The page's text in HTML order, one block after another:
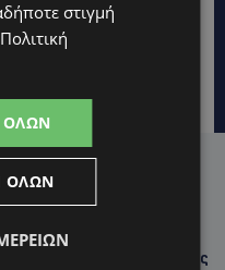
νέα» για τους
του ανακοίνωσε ο Νίκος
στιγμή
Πολιτική
ΌΛΩΝ